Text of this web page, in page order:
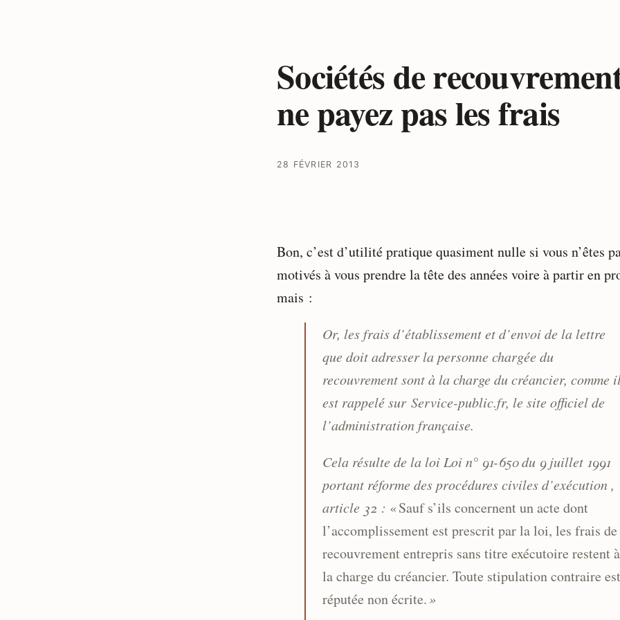
Sociétés de
ne payez pas les frais
28 FÉVRIER 2013
Bon, c’est d’utilité pratique quasiment nulle si vous n’êtes
motivés à vous prendre la tête des années voire à partir en
mais :
Or, les frais d’établissement et d’envoi de la lettre
que doit adresser la personne chargée du
recouvrement sont à la charge du créancier, comme
est rappelé sur Service-public.fr, le site officiel de
l’administration française.
Cela résulte de la loi Loi n° 91-650 du 9 juillet 1991
portant réforme des procédures civiles d’exécution ,
article 32 : « Sauf s’ils concernent un acte dont
l’accomplissement est prescrit par la loi, les frais de
recouvrement entrepris sans titre exécutoire restent à
la charge du créancier. Toute stipulation contraire est
réputée non écrite.»